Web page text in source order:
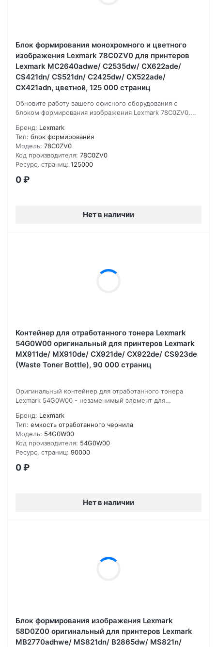
Блок формирования монохромного и цветного
изображения Lexmark 78C0ZV0 для принтеров
Lexmark MC2640adwe/ C2535dw/ CX622ade/
CS421dn/ CS521dn/ C2425dw/ CX522ade/
CX421adn, цветной, 125 000 страниц
Обновите работу вашего офисного оборудования с
блоком формирования изображения Lexmark 78C0ZV0....
Бренд: Lexmark
Тип: блок формирования
Модель: 78C0ZV0
Код производителя: 78C0ZV0
Ресурс, страниц: 125000
0₽
Нет в наличии
Контейнер для отработанного тонера Lexmark
54G0W00 оригинальный для принтеров Lexmark
MX911de/ MX910de/ CX921de/ CX922de/ CS923de
(Waste Toner Bottle), 90 000 страниц
Оригинальный контейнер для отработанного тонера
Lexmark 54G0W00 - незаменимый элемент для...
Бренд: Lexmark
Тип: емкость отработанного чернила
Модель: 54G0W00
Код производителя: 54G0W00
Ресурс, страниц: 90000
0₽
Нет в наличии
Блок формирования изображения Lexmark
58D0Z00 оригинальный для принтеров Lexmark
MB2770adhwe/ MS821dn/ B2865dw/ MS821n/